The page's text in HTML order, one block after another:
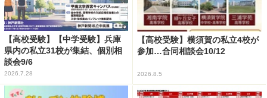
【高校受験】【中学受験】兵庫
県内の私立31校が集結、個別相
談会9/6
2026.7.28
【高校受験】横須賀の私立4校が
参加…合同相談会10/12
2026.8.5